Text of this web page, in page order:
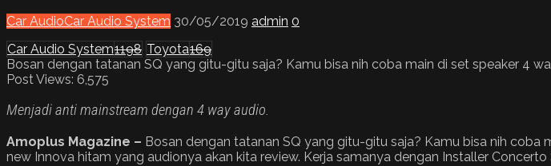
Car AudioCar Audio System 30/05/2019 admin 0
Car Audio System1198 Toyota169
Bosan dengan tatanan SQ yang gitu-gitu saja? Kamu bisa nih coba main di set speaker 4
Post Views: 6,575
Menjadi anti mainstream dengan 4 way audio.
Amoplus Magazine – Bosan dengan tatanan SQ yang gitu-gitu saja? Kamu bisa nih coba
new Innova hitam yang audionya akan kita review. Kerja samanya dengan Installer